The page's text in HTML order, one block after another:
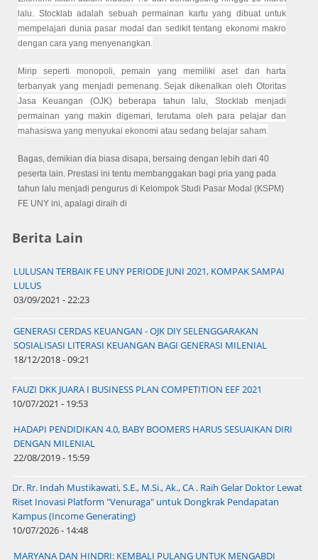
lalu. Stocklab adalah sebuah permainan kartu yang dibuat untuk
mempelajari dunia pasar modal dan sedikit tentang ekonomi makro
dengan cara yang menyenangkan.
Mirip seperti monopoli, pemain yang memiliki aset dan harta
terbanyak yang menjadi pemenang. Sejak dikenalkan oleh Otoritas
Jasa Keuangan (OJK) beberapa tahun lalu, Stocklab menjadi
permainan yang makin digemari, terutama oleh para pelajar dan
mahasiswa yang menyukai ekonomi atau sedang belajar saham.
Bagas, demikian dia biasa disapa, bersaing dengan lebih dari 40
peserta lain. Prestasi ini tentu membanggakan bagi pria yang pada
tahun lalu menjadi pengurus di Kelompok Studi Pasar Modal (KSPM)
FE UNY ini, apalagi diraih di
Berita Lain
LULUSAN TERBAIK FE UNY PERIODE JUNI 2021, KOMPAK SAMPAI
LULUS
03/09/2021 - 22:23
GENERASI CERDAS KEUANGAN - OJK DIY SELENGGARAKAN
SOSIALISASI LITERASI KEUANGAN BAGI GENERASI MILENIAL
18/12/2018 - 09:21
FAUZI DKK JUARA I BUSINESS PLAN COMPETITION EEF 2021
10/07/2021 - 19:53
HADAPI PENDIDIKAN 4.0, BABY BOOMERS HARUS SESUAIKAN DIRI
DENGAN MILENIAL
22/08/2019 - 15:59
Dr. Rr. Indah Mustikawati, S.E., M.Si., Ak., CA . Raih Gelar Doktor Lewat
Riset Inovasi Platform "Venuraga" untuk Dongkrak Pendapatan
Kampus (Income Generating)
10/07/2026 - 14:48
MARYANA DAN HINDRI: KEMBALI PULANG UNTUK MENGABDI